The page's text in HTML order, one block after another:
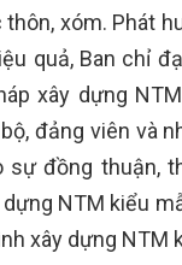
xóm. Phát
quả, Ban chỉ
xây dựng
đảng viên và
đồng thuận,
NTM kiểu
xây dựng NTM